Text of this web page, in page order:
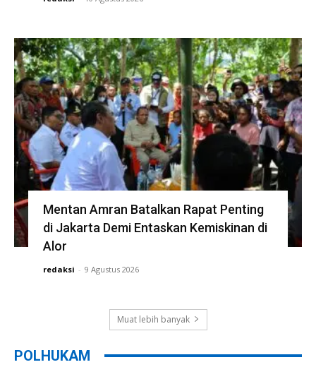
Mentan Amran Batalkan Rapat Penting
di Jakarta Demi Entaskan Kemiskinan di
Alor
redaksi - 9 Agustus 2026
Muat lebih banyak
POLHUKAM